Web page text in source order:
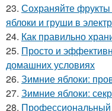
23. Сохраняйте фрукты
яблоки и груши в
24. Как правильно
25. Просто и
домашних условиях
26. Зимние яблоки:
27. Зимние яблоки:
28. Профессиональный